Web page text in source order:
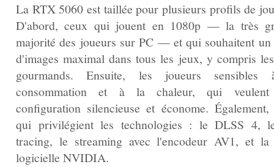
La RTX 5060 est taillée pour plusieurs profils de
D'abord, ceux qui jouent en 1080p — la très
majorité des joueurs sur PC — et qui souhaitent un
d'images maximal dans tous les jeux, y compris
gourmands. Ensuite, les joueurs
consommation et à la chaleur, qui
configuration silencieuse et économe.
qui privilégient les technologies : le DLSS 4,
tracing, le streaming avec l'encodeur AV1, et la
logicielle NVIDIA.